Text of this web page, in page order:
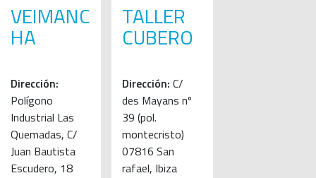
VEIMANC
HA
Dirección:
Polígono
Industrial Las
Quemadas, C/
Juan Bautista
Escudero, 18
TALLER
CUBERO
Dirección:C/
des Mayans nº
39 (pol.
montecristo)
07816 San
rafael, Ibiza